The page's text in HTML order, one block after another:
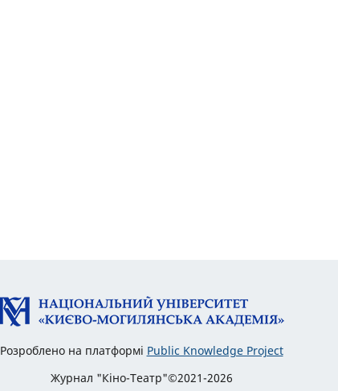
Розроблено на платформі Public Knowledge Project
Журнал "Кіно-Театр"©2021-2026